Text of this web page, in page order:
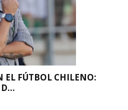
EL FÚTBOL CHILENO: